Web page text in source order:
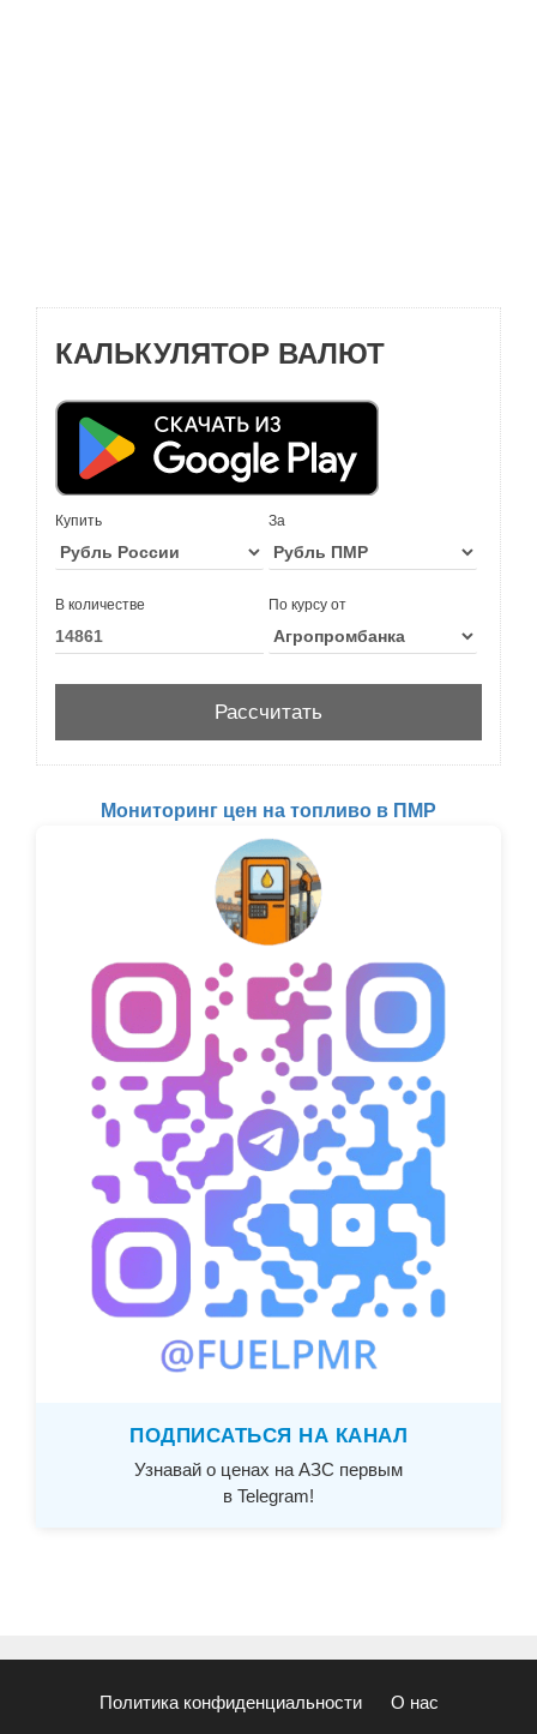
КАЛЬКУЛЯТОР ВАЛЮТ
Купить За
В количестве По курсу от
Мониторинг цен на топливо в ПМР
ПОДПИСАТЬСЯ НА КАНАЛ
Узнавай о ценах на АЗС первым
в Telegram!
Политика конфиденциальности О нас